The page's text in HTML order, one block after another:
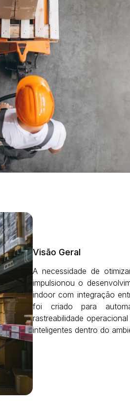
Visão Geral
A necessidade de
impulsionou o
indoor com integração
foi criado para
rastreabilidade
inteligentes dentro do